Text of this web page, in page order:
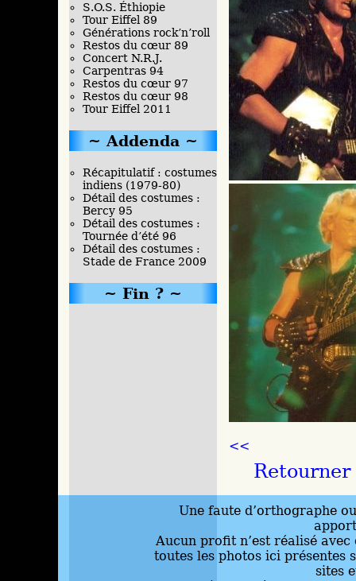
<<
S.O.S. Éthiopie
Tour Eiffel 89
Générations rock’n’roll
Restos du cœur 89
Concert N.R.J.
Carpentras 94
Restos du cœur 97
Restos du cœur 98
Tour Eiffel 2011
Addenda
Récapitulatif : costumes
indiens (1979-80)
Détail des costumes :
Bercy 95
Détail des costumes :
Tournée d’été 96
Détail des costumes :
Stade de France 2009
Fin ?
Une faute d’orthographe
Aucun profit n’est réalisé
toutes les photos ici présentes
sites